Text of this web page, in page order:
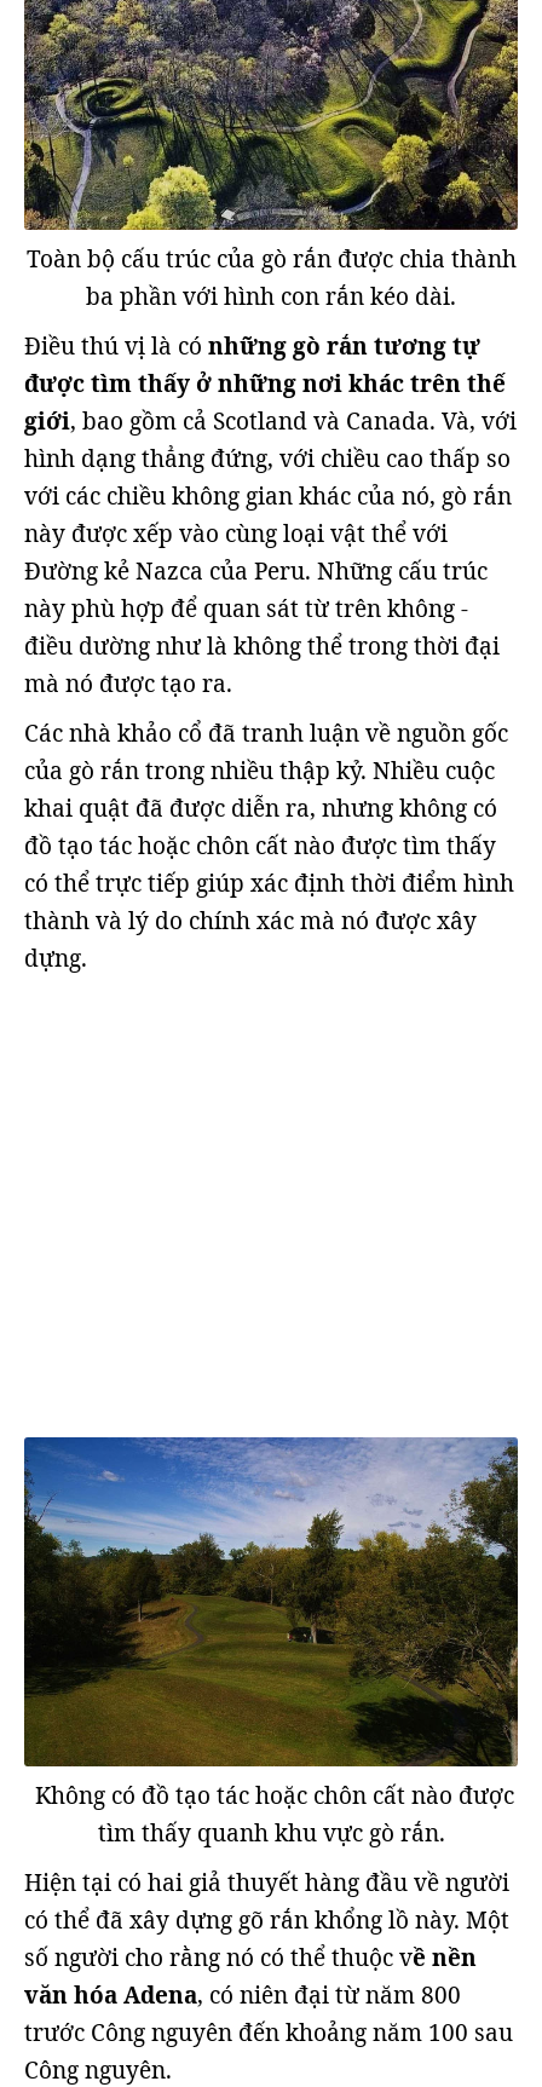
Toàn bộ cấu trúc của gò rắn được chia thành
ba phần với hình con rắn kéo dài.
Điều thú vị là có những gò rắn tương tự
được tìm thấy ở những nơi khác trên thế
giới, bao gồm cả Scotland và Canada. Và, với
hình dạng thẳng đứng, với chiều cao thấp so
với các chiều không gian khác của nó, gò rắn
này được xếp vào cùng loại vật thể với
Đường kẻ Nazca của Peru. Những cấu trúc
này phù hợp để quan sát từ trên không -
điều dường như là không thể trong thời đại
mà nó được tạo ra.
Các nhà khảo cổ đã tranh luận về nguồn gốc
của gò rắn trong nhiều thập kỷ. Nhiều cuộc
khai quật đã được diễn ra, nhưng không có
đồ tạo tác hoặc chôn cất nào được tìm thấy
có thể trực tiếp giúp xác định thời điểm hình
thành và lý do chính xác mà nó được xây
dựng.
Không có đồ tạo tác hoặc chôn cất nào được
tìm thấy quanh khu vực gò rắn.
Hiện tại có hai giả thuyết hàng đầu về người
có thể đã xây dựng gõ rắn khổng lồ này. Một
số người cho rằng nó có thể thuộc về nền
văn hóa Adena, có niên đại từ năm 800
trước Công nguyên đến khoảng năm 100 sau
Công nguyên.